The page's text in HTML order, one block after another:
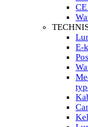
LED
LED
E-